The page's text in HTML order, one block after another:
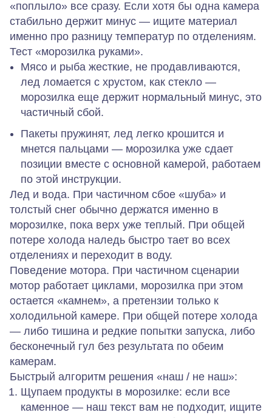
«поплыло» все сразу. Если хотя бы одна камера
стабильно держит минус — ищите материал
именно про разницу температур по отделениям.
Тест «морозилка руками».
Мясо и рыба жесткие, не продавливаются,
лед ломается с хрустом, как стекло —
морозилка еще держит нормальный минус, это
частичный сбой.
Пакеты пружинят, лед легко крошится и
мнется пальцами — морозилка уже сдает
позиции вместе с основной камерой, работаем
по этой инструкции.
Лед и вода. При частичном сбое «шуба» и
толстый снег обычно держатся именно в
морозилке, пока верх уже теплый. При общей
потере холода наледь быстро тает во всех
отделениях и переходит в воду.
Поведение мотора. При частичном сценарии
мотор работает циклами, морозилка при этом
остается «камнем», а претензии только к
холодильной камере. При общей потере холода
— либо тишина и редкие попытки запуска, либо
бесконечный гул без результата по обеим
камерам.
Быстрый алгоритм решения «наш / не наш»:
Щупаем продукты в морозилке: если все
каменное — наш текст вам не подходит, ищите